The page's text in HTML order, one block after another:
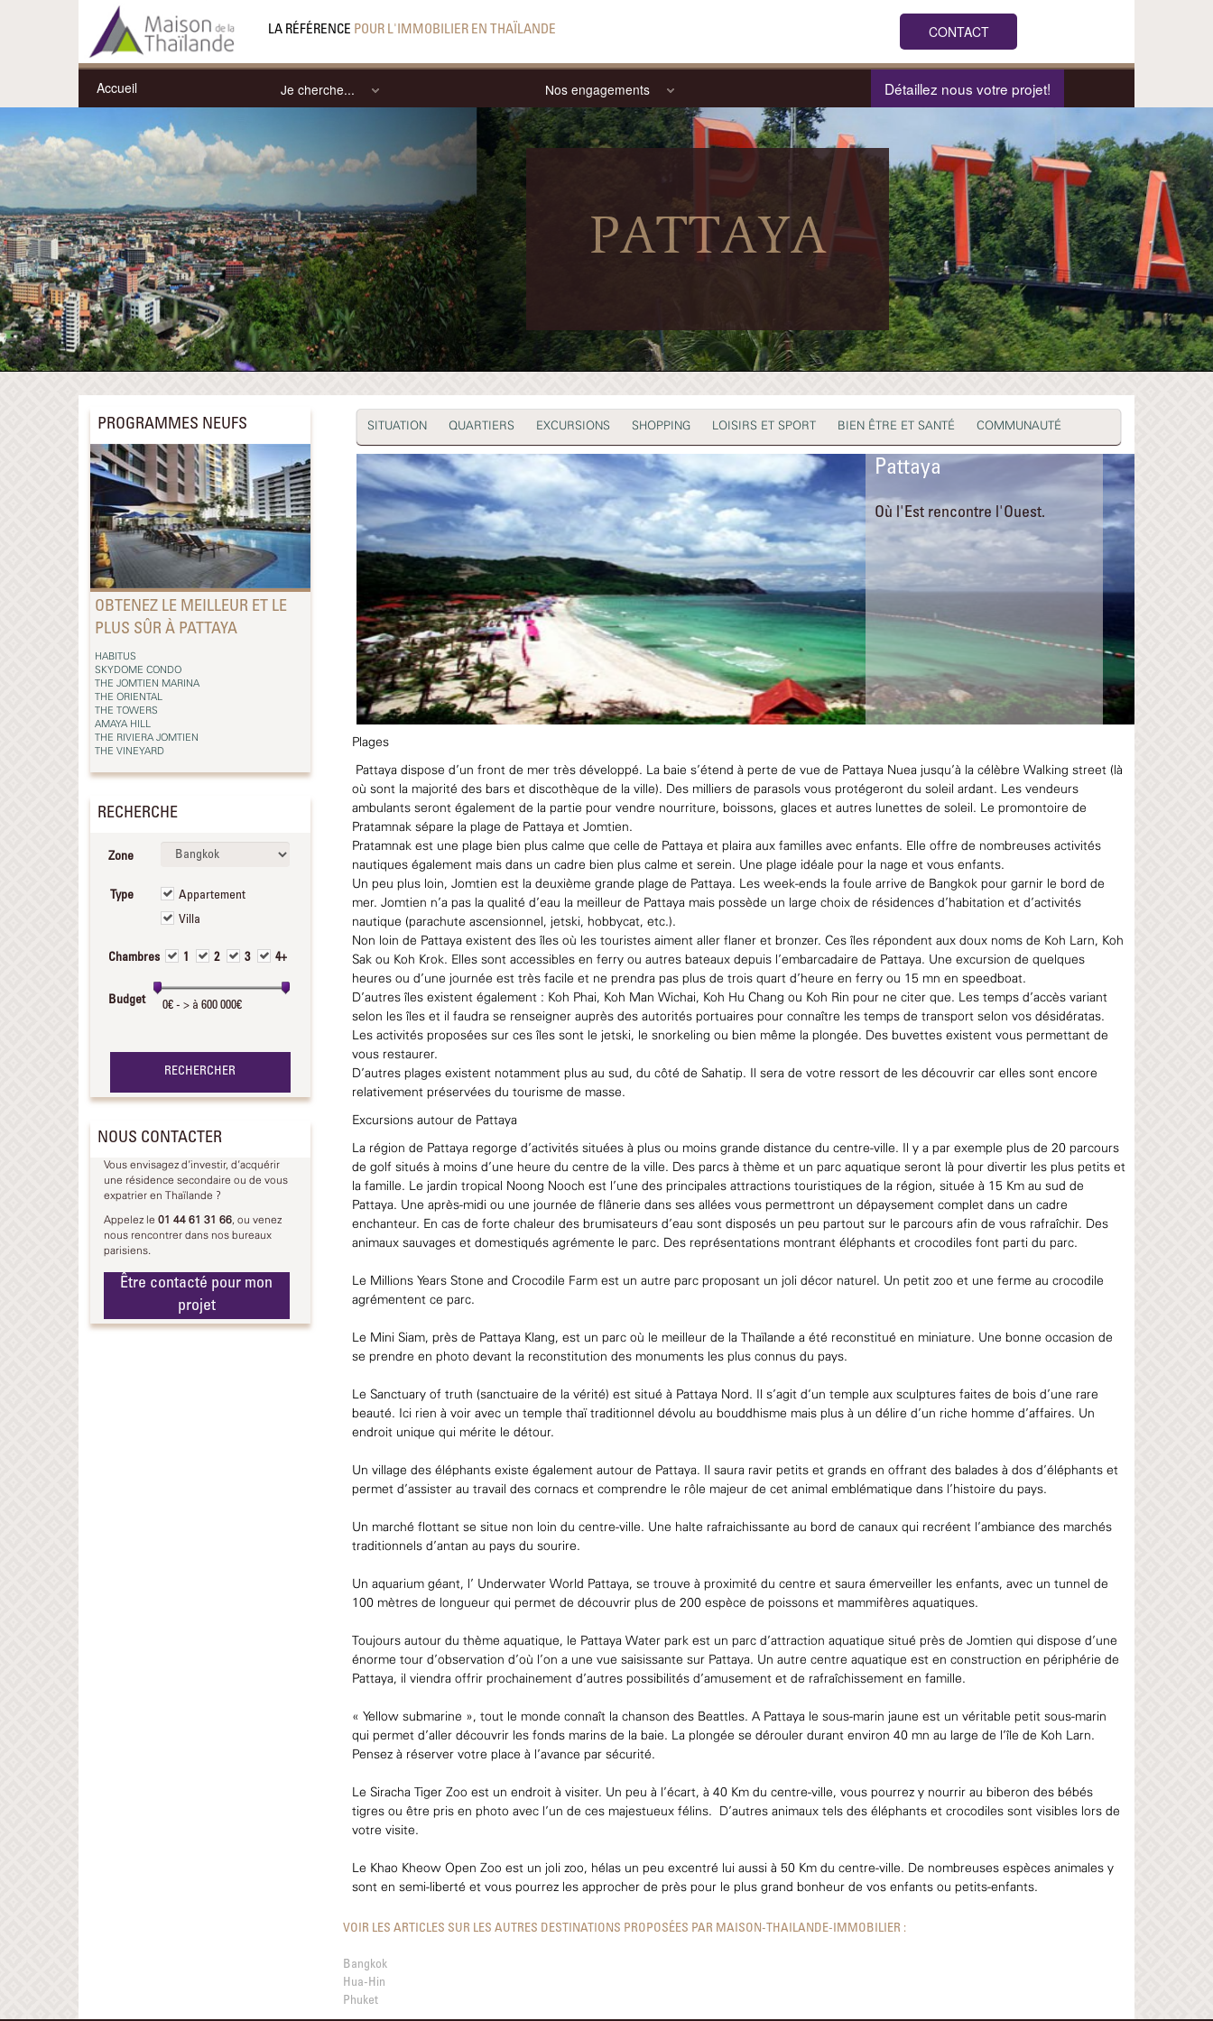
LA RÉFÉRENCE POUR L'IMMOBILIER EN THAÏLANDE CONTACT
Accueil Je cherche... Nos engagements Détaillez nous votre projet!
PATTAYA
PROGRAMMES NEUFS
OBTENEZ LE MEILLEUR ET LE
PLUS SÛR À PATTAYA
HABITUS
SKYDOME CONDO
THE JOMTIEN MARINA
THE ORIENTAL
THE TOWERS
AMAYA HILL
THE RIVIERA JOMTIEN
THE VINEYARD
RECHERCHE
Zone
Type
Appartement
Villa
Chambres 1 2 3 4+
Budget
NOUS CONTACTER
Vous envisagez d'investir, d'acquérir
une résidence secondaire ou de vous
expatrier en Thaïlande ?
Appelez le 01 44 61 31 66 , ou venez
nous rencontrer dans nos bureaux
parisiens.
Être contacté pour mon
projet
SITUATION QUARTIERS EXCURSIONS SHOPPING LOISIRS ET SPORT BIEN ÊTRE ET SANTÉ COMMUNAUTÉ
Pattaya
Où l'Est rencontre l'Ouest.
Plages
Pattaya dispose d’un front de mer très développé. La baie s’étend à perte de vue de Pattaya Nuea jusqu’à la célèbre Walking street (là
où sont la majorité des bars et discothèque de la ville). Des milliers de parasols vous protégeront du soleil ardant. Les vendeurs
ambulants seront également de la partie pour vendre nourriture, boissons, glaces et autres lunettes de soleil. Le promontoire de
Pratamnak sépare la plage de Pattaya et Jomtien.
Pratamnak est une plage bien plus calme que celle de Pattaya et plaira aux familles avec enfants. Elle offre de nombreuses activités
nautiques également mais dans un cadre bien plus calme et serein. Une plage idéale pour la nage et vous enfants.
Un peu plus loin, Jomtien est la deuxième grande plage de Pattaya. Les week-ends la foule arrive de Bangkok pour garnir le bord de
mer. Jomtien n’a pas la qualité d’eau la meilleur de Pattaya mais possède un large choix de résidences d’habitation et d’activités
nautique (parachute ascensionnel, jetski, hobbycat, etc.).
Non loin de Pattaya existent des îles où les touristes aiment aller flaner et bronzer. Ces îles répondent aux doux noms de Koh Larn, Koh
Sak ou Koh Krok. Elles sont accessibles en ferry ou autres bateaux depuis l’embarcadaire de Pattaya. Une excursion de quelques
heures ou d’une journée est très facile et ne prendra pas plus de trois quart d’heure en ferry ou 15 mn en speedboat.
D’autres îles existent également : Koh Phai, Koh Man Wichai, Koh Hu Chang ou Koh Rin pour ne citer que. Les temps d’accès variant
selon les îles et il faudra se renseigner auprès des autorités portuaires pour connaître les temps de transport selon vos désidératas.
Les activités proposées sur ces îles sont le jetski, le snorkeling ou bien même la plongée. Des buvettes existent vous permettant de
vous restaurer.
D’autres plages existent notamment plus au sud, du côté de Sahatip. Il sera de votre ressort de les découvrir car elles sont encore
relativement préservées du tourisme de masse.
Excursions autour de Pattaya
La région de Pattaya regorge d’activités situées à plus ou moins grande distance du centre-ville. Il y a par exemple plus de 20 parcours
de golf situés à moins d’une heure du centre de la ville. Des parcs à thème et un parc aquatique seront là pour divertir les plus petits et
la famille. Le jardin tropical Noong Nooch est l’une des principales attractions touristiques de la région, située à 15 Km au sud de
Pattaya. Une après-midi ou une journée de flânerie dans ses allées vous permettront un dépaysement complet dans un cadre
enchanteur. En cas de forte chaleur des brumisateurs d’eau sont disposés un peu partout sur le parcours afin de vous rafraîchir. Des
animaux sauvages et domestiqués agrémente le parc. Des représentations montrant éléphants et crocodiles font parti du parc.
Le Millions Years Stone and Crocodile Farm est un autre parc proposant un joli décor naturel. Un petit zoo et une ferme au crocodile
agrémentent ce parc.
Le Mini Siam, près de Pattaya Klang, est un parc où le meilleur de la Thaïlande a été reconstitué en miniature. Une bonne occasion de
se prendre en photo devant la reconstitution des monuments les plus connus du pays.
Le Sanctuary of truth (sanctuaire de la vérité) est situé à Pattaya Nord. Il s’agit d‘un temple aux sculptures faites de bois d’une rare
beauté. Ici rien à voir avec un temple thaï traditionnel dévolu au bouddhisme mais plus à un délire d’un riche homme d’affaires. Un
endroit unique qui mérite le détour.
Un village des éléphants existe également autour de Pattaya. Il saura ravir petits et grands en offrant des balades à dos d’éléphants et
permet d’assister au travail des cornacs et comprendre le rôle majeur de cet animal emblématique dans l’histoire du pays.
Un marché flottant se situe non loin du centre-ville. Une halte rafraichissante au bord de canaux qui recréent l’ambiance des marchés
traditionnels d’antan au pays du sourire.
Un aquarium géant, l’ Underwater World Pattaya, se trouve à proximité du centre et saura émerveiller les enfants, avec un tunnel de
100 mètres de longueur qui permet de découvrir plus de 200 espèce de poissons et mammifères aquatiques.
Toujours autour du thème aquatique, le Pattaya Water park est un parc d’attraction aquatique situé près de Jomtien qui dispose d’une
énorme tour d’observation d’où l’on a une vue saisissante sur Pattaya. Un autre centre aquatique est en construction en périphérie de
Pattaya, il viendra offrir prochainement d’autres possibilités d’amusement et de rafraîchissement en famille.
« Yellow submarine », tout le monde connaît la chanson des Beattles. A Pattaya le sous-marin jaune est un véritable petit sous-marin
qui permet d’aller découvrir les fonds marins de la baie. La plongée se dérouler durant environ 40 mn au large de l’île de Koh Larn.
Pensez à réserver votre place à l’avance par sécurité.
Le Siracha Tiger Zoo est un endroit à visiter. Un peu à l’écart, à 40 Km du centre-ville, vous pourrez y nourrir au biberon des bébés
tigres ou être pris en photo avec l’un de ces majestueux félins. D’autres animaux tels des éléphants et crocodiles sont visibles lors de
votre visite.
Le Khao Kheow Open Zoo est un joli zoo, hélas un peu excentré lui aussi à 50 Km du centre-ville. De nombreuses espèces animales y
sont en semi-liberté et vous pourrez les approcher de près pour le plus grand bonheur de vos enfants ou petits-enfants.
VOIR LES ARTICLES SUR LES AUTRES DESTINATIONS PROPOSÉES PAR MAISON-THAILANDE-IMMOBILIER :
Bangkok
Hua-Hin
Phuket